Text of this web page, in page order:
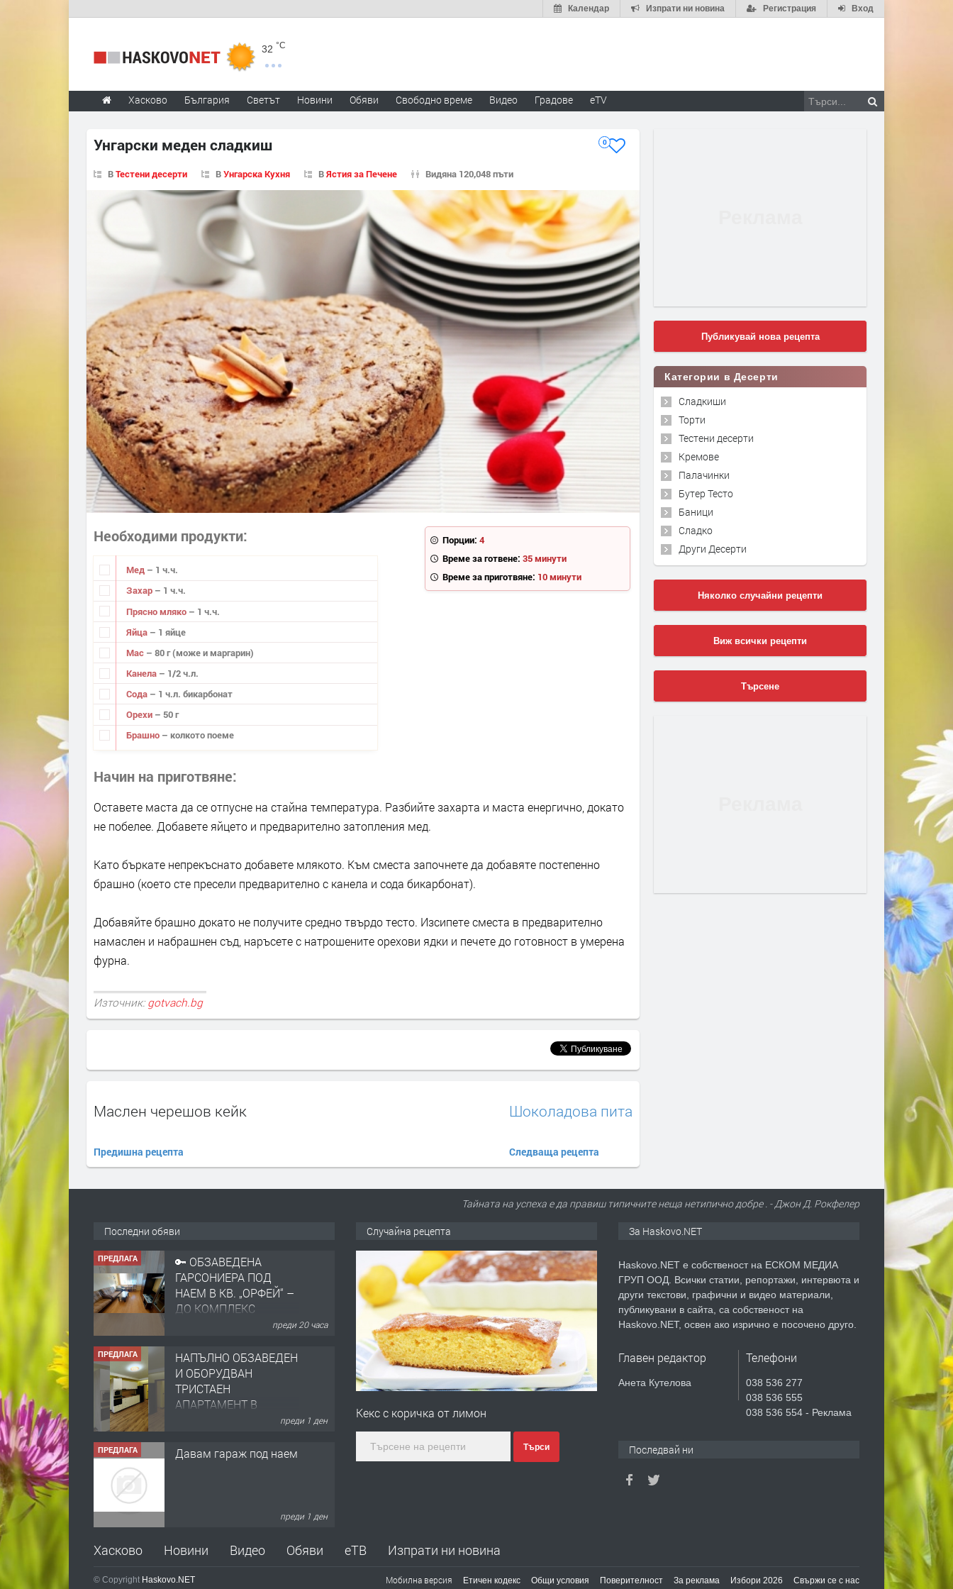
Вход
Регистрация
Изпрати ни новина
Календар
32 °C
Хасково България Светът Новини Обяви Свободно време Видео Градове eTV
Унгарски меден сладкиш 0
ВТестени десерти ВУнгарска Кухня ВЯстия за Печене Видяна 120,048 пъти
Порции: 4
Време за готвене: 35 минути
Време за приготвяне: 10 минути
Необходими продукти
Мед – 1 ч.ч.
Захар – 1 ч.ч.
Прясно мляко – 1 ч.ч.
Яйца – 1 яйце
Мас – 80 г (може и маргарин)
Канела – 1/2 ч.л.
Сода – 1 ч.л. бикарбонат
Орехи – 50 г
Брашно – колкото поеме
Начин на приготвяне
Оставете маста да се отпусне на стайна температура. Разбийте захарта и маста енергично, докато
не побелее. Добавете яйцето и предварително затопления мед.
Като бъркате непрекъснато добавете млякото. Към сместа започнете да добавяте постепенно
брашно (което сте пресели предварително с канела и сода бикарбонат).
Добавяйте брашно докато не получите средно твърдо тесто. Изсипете сместа в предварително
намаслен и набрашнен съд, наръсете с натрошените орехови ядки и печете до готовност в умерена
фурна.
Източник: gotvach.bg
Маслен черешов кейк
Предишна рецепта
Шоколадова пита
Следваща рецепта
Публикувай нова рецепта
Категории в Десерти
Сладкиши
Торти
Тестени десерти
Кремове
Палачинки
Бутер Тесто
Баници
Сладко
Други Десерти
Няколко случайни рецепти
Виж всички рецепти
Търсене
Тайната на успеха е да правиш типичните неща нетипично добре . - Джон Д. Рокфелер
Последни обявиДО КОМПЛЕКС
ХАСКОВО
ПРЕДЛАГА
НАПЪЛНО ОБЗАВЕДЕН
И ОБОРУДВАН
ТРИСТАЕН
ХАСКОВО
ПРЕДЛАГА Давам гараж под наем
ПРЕДЛАГА
АПАРТАМЕНТ В НОВА
Случайна рецепта
Кекс с коричка от лимон
Търси
За Haskovo.NET
Haskovo.NET е собственост на ЕСКОМ МЕДИА
ГРУП ООД. Всички статии, репортажи, интервюта и
други текстови, графични и видео материали,
публикувани в сайта, са собственост на
Haskovo.NET, освен ако изрично е посочено друго.
Главен редактор
Анета Кутелова
Телефони
038 536 277
038 536 555
038 536 554 - Реклама
Последвай ни
Хасково Новини Видео Обяви еТВ Изпрати ни новина
© Copyright Haskovo.NET Мобилна версия Етичен кодекс Общи условия Поверителност За реклама Избори 2026 Свържи се с нас